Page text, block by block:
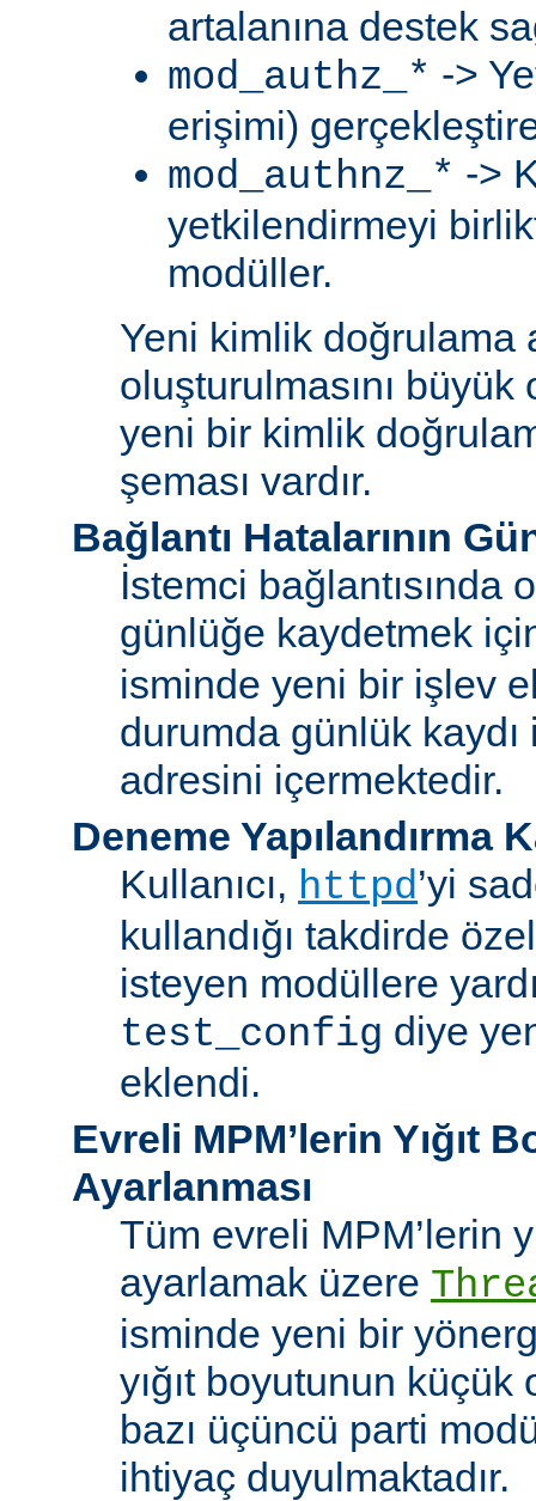
artalanına destek
mod_authz_* ->
erişimi)
mod_authnz_* ->
yetkilendirmeyi
modüller.
Yeni kimlik doğrulama
oluşturulmasını
yeni bir kimlik
şeması vardır.
Bağlantı Hatalarının
İstemci bağlantısında
günlüğe kaydetmek
isminde yeni bir işlev
durumda günlük
adresini içermektedir.
Deneme Yapılandırma
Kullanıcı, httpd’yi
kullandığı takdirde
isteyen modüllere
test_config diye
eklendi.
Evreli MPM’lerin Yığıt
Ayarlanması
Tüm evreli MPM’lerin
ayarlamak üzere
isminde yeni bir
yığıt boyutunun
bazı üçüncü parti
ihtiyaç duyulmaktadır.